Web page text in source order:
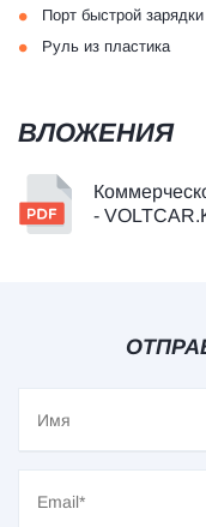
• Порт быстрой зарядки
• Руль из пластика
ВЛОЖЕНИЯ
-